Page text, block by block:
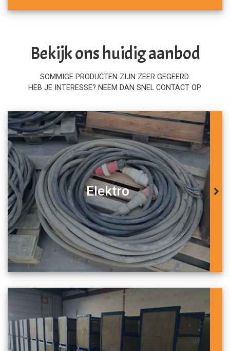
Bekijk ons huidig aanbod
SOMMIGE PRODUCTEN ZIJN ZEER GEGEERD.
HEB JE INTERESSE? NEEM DAN SNEL CONTACT OP.
Elektro